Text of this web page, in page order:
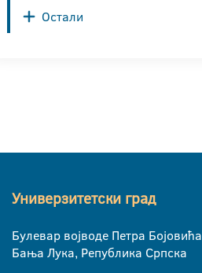
Остали
Универзитетски град
Булевар војводе Петра Бојовића
Бања Лука, Република Српска